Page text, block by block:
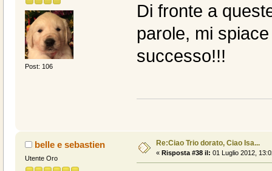
Post: 106
Di fronte a
parole, mi
successo!!!
belle e sebastien
Utente Oro
Re:Ciao Trio dorato, Ciao Isa...
« Risposta #38 il: 01 Luglio 2012,